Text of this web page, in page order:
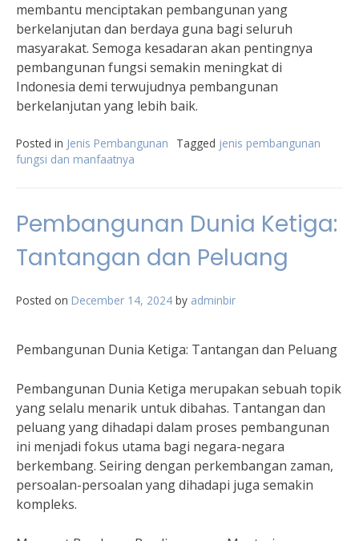
membantu menciptakan pembangunan yang
berkelanjutan dan berdaya guna bagi seluruh
masyarakat. Semoga kesadaran akan pentingnya
pembangunan fungsi semakin meningkat di
Indonesia demi terwujudnya pembangunan
berkelanjutan yang lebih baik.
Posted in Jenis Pembangunan Tagged jenis pembangunan
fungsi dan manfaatnya
Pembangunan Dunia Ketiga:
Tantangan dan Peluang
Posted on December 14, 2024 by adminbir
Pembangunan Dunia Ketiga: Tantangan dan Peluang
Pembangunan Dunia Ketiga merupakan sebuah topik
yang selalu menarik untuk dibahas. Tantangan dan
peluang yang dihadapi dalam proses pembangunan
ini menjadi fokus utama bagi negara-negara
berkembang. Seiring dengan perkembangan zaman,
persoalan-persoalan yang dihadapi juga semakin
kompleks.